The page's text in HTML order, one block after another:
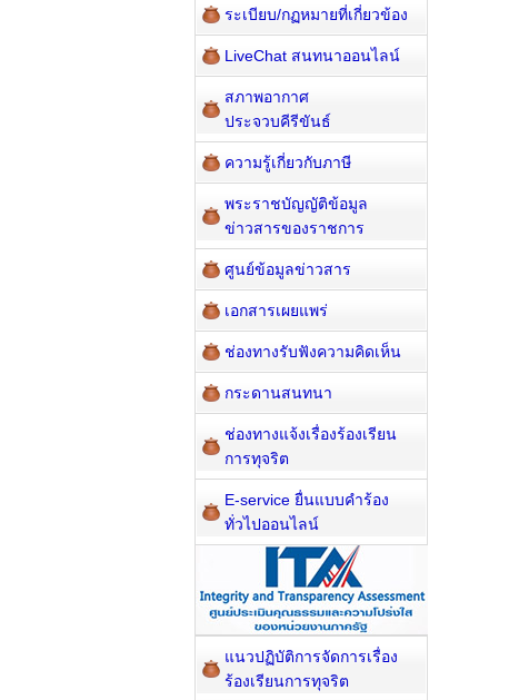
ระเบียบ/กฏหมายที่เกี่ยวข้อง
LiveChat สนทนาออนไลน์
สภาพอากาศ
ประจวบคีรีขันธ์
ความรู้เกี่ยวกับภาษี
พระราชบัญญัติข้อมูล
ข่าวสารของราชการ
ศูนย์ข้อมูลข่าวสาร
เอกสารเผยแพร่
ช่องทางรับฟังความคิดเห็น
กระดานสนทนา
ช่องทางแจ้งเรื่องร้องเรียน
การทุจริต
E-service ยื่นแบบคำร้อง
ทั่วไปออนไลน์
แนวปฏิบัติการจัดการเรื่อง
ร้องเรียนการทุจริต